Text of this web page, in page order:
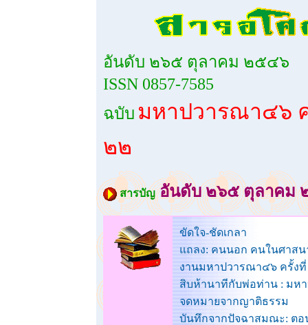
อันดับ ๒๖๕ ตุลาคม ๒๕๔๖
ISSN 0857-7585
ฉบับ มหาปวารณา๔๖
๒๒
สารบัญอันดับ ๒๖๕ ตุลาคม
ขัดใจ-ชัดเกลา
แถลง: คนนอก คนในศาส
งานมหาปวารณา๔๖ ครั้ง
สิบห้านาทีกับพ่อท่าน : มห
จดหมายจากญาติธรรม
บันทึกจากปัจฉาสมณะ: ตอ